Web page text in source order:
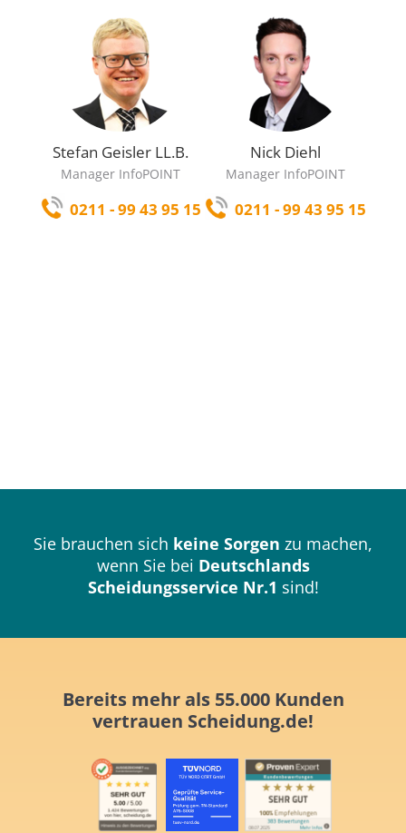
Stefan Geisler LL.B.
Manager InfoPOINT
0211 - 99 43 95 15
Nick Diehl
Manager InfoPOINT
0211 - 99 43 95 15
Sie brauchen sich keine Sorgen zu machen,
wenn Sie bei Deutschlands
Scheidungsservice Nr.1 sind!
Bereits mehr als 55.000 Kunden
vertrauen Scheidung.de!